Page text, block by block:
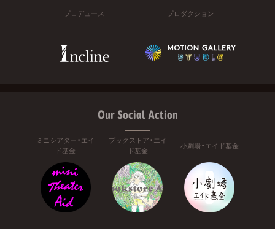
プロデュース プロダクション
Our Social Action
ミニシアター・エイ
ド基金
ブックストア・エイ
ド基金
小劇場・エイド基金